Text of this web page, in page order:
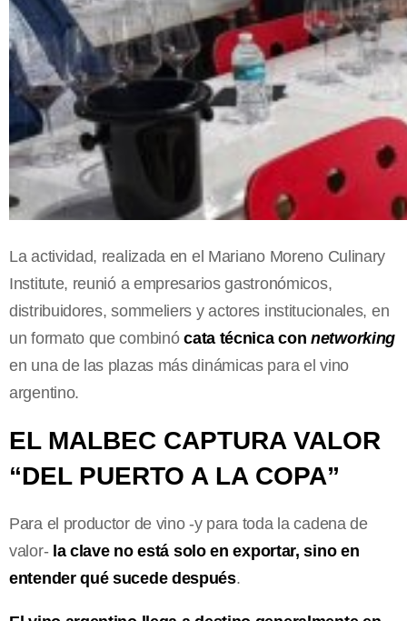
La actividad, realizada en el Mariano Moreno Culinary
Institute, reunió a empresarios gastronómicos,
distribuidores, sommeliers y actores institucionales, en
un formato que combinócata técnica connetworking
en una de las plazas más dinámicas para el vino
argentino.
EL MALBEC CAPTURA VALOR
“DEL PUERTO A LA COPA”
Para el productor de vino -y para toda la cadena de
valor- la clave no está solo en exportar, sino en
entender qué sucede después.